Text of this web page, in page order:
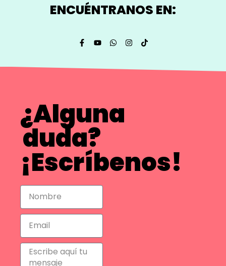
ENCUÉNTRANOS EN:
¿Alguna
duda?
¡Escríbenos!